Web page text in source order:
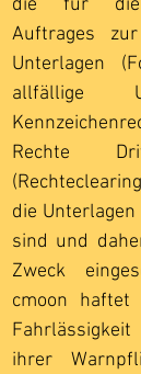
die für die
Auftrages
Unterlagen
allfällige
Rechte
die
sind und
Zweck
cmoon
ihrer